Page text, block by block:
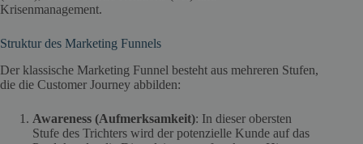
Krisenmanagement.
Struktur des Marketing Funnels
Der klassische Marketing Funnel besteht aus mehreren Stufen,
die die Customer Journey abbilden:
Awareness (Aufmerksamkeit): In dieser obersten
Stufe des Trichters wird der potenzielle Kunde auf das